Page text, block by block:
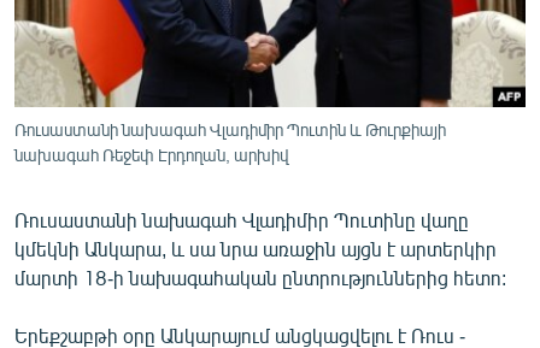
ՄՇԱԿՈՒՅԹ
ՍՊՈՐՏ
ՄԵԿՆԱԲԱՆՈՒԹՅՈՒՆ
ՏՏ ԵՒ ԻՆՏԵՐՆԵՏ
ԱՐԽԻՎ
ՏԵՍԱՆՅՈՒԹԵՐ
ԲԱՆԱՎԵՃ
Ռուսաստանի նախագահ Վլադիմիր Պուտին և Թուրքիայի
նախագահ Ռեջեփ Էրդողան, արխիվ
Ռուսաստանի նախագահ Վլադիմիր Պուտինը վաղը
կմեկնի Անկարա, և սա նրա առաջին այցն է արտերկիր
մարտի 18-ի նախագահական ընտրություններից հետո:
Երեքշաբթի օրը Անկարայում անցկացվելու է Ռուս -